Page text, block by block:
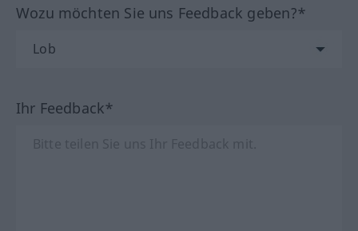
Wozu möchten Sie uns Feedback geben?*
Ihr Feedback*